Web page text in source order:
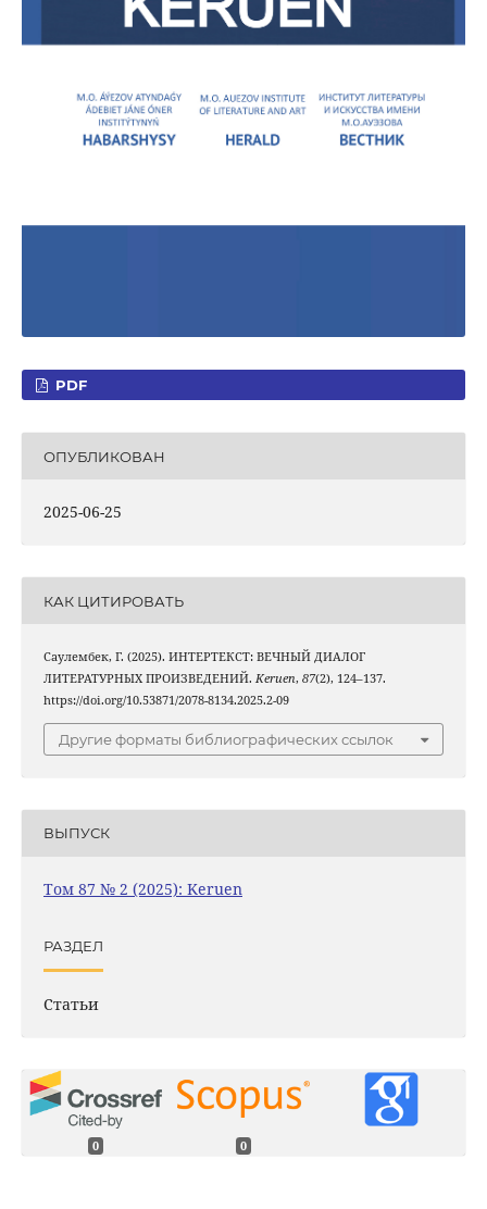
PDF
ОПУБЛИКОВАН
2025-06-25
КАК ЦИТИРОВАТЬ
Саулембек, Г. (2025). ИНТЕРТЕКСТ: ВЕЧНЫЙ ДИАЛОГ
ЛИТЕРАТУРНЫХ ПРОИЗВЕДЕНИЙ. Keruen, 87(2), 124–137.
https://doi.org/10.53871/2078-8134.2025.2-09
Другие форматы библиографических ссылок
ВЫПУСК
Том 87 № 2 (2025): Keruen
РАЗДЕЛ
Статьи
0 0